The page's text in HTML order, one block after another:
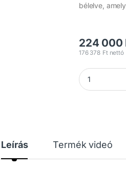
bélelve,
224 000
176 378 Ftnettó
Flash MH-
Leírás Termék videó